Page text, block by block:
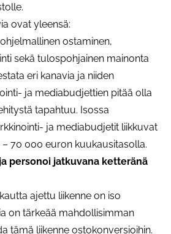
ovat yleensä:
ostaminen,
sekä tulospohjainen mainonta
eri kanavia ja niiden
ja mediabudjettien pitää olla
tapahtuu. Isossa
ja mediabudjetit liikkuvat
70 000 euron kuukausitasolla.
personoi jatkuvana ketteränä
ajettu liikenne on iso
on tärkeää mahdollisimman
tämä liikenne ostokonversioihin.